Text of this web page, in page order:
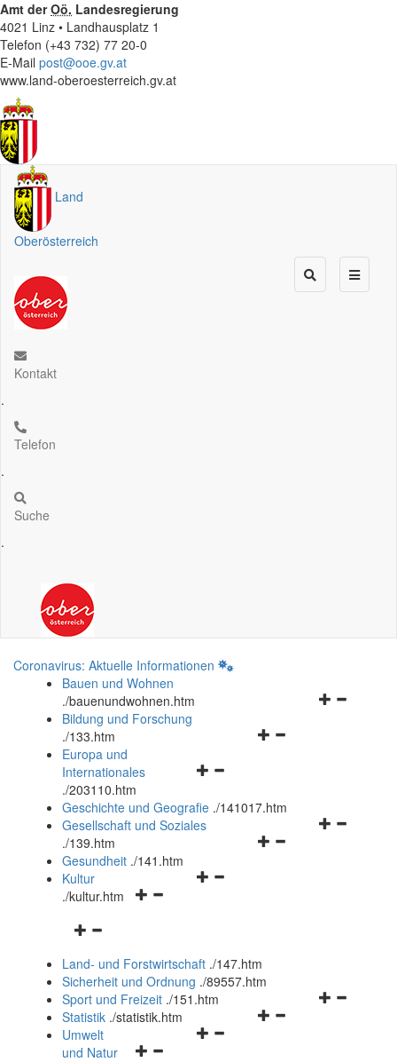
Amt derOö. Landesregierung
4021 Linz • Landhausplatz 1
Telefon (+43 732) 77 20-0
E-Mail post@ooe.gv.at
www.land-oberoesterreich.gv.at
Land
Oberösterreich
Kontakt
.
Telefon
.
Suche
.
Coronavirus: Aktuelle Informationen
Bauen und Wohnen
./bauenundwohnen.htm
Navigationsmenü
Bildung und Forschung
./133.htm
Navigationsmenü
und
schließen
Europa und
Internationales
./203110.htm
Geschichte und Geografie ./141017.htm
Navigationsmenü
Gesellschaft und Soziales
./139.htm
Navigationsmenü
Gesundheit ./141.htm
Navigationsmenü
Kultur
./kultur.htm
Navigationsmenü
und
schließen
Land- und Forstwirtschaft ./147.htm
Sicherheit und Ordnung ./89557.htm
Navigationsmenü
Sport und Freizeit ./151.htm
Navigationsmenü
Statistik ./statistik.htm
Navigationsmenü
Umwelt
und Natur